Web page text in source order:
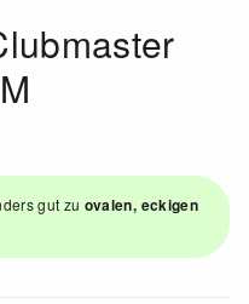
gut zu ovalen, eckigen